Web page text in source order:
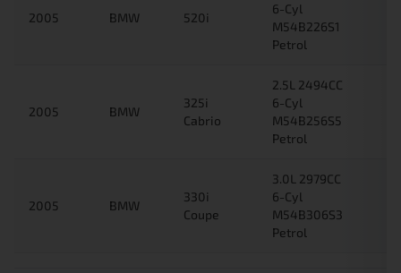
2005 BMW 520i
6-Cyl
M54B226S1
Petrol
2005 BMW
325i
Cabrio
2.5L 2494CC
6-Cyl
M54B256S5
Petrol
2005 BMW
330i
Coupe
3.0L 2979CC
6-Cyl
M54B306S3
Petrol